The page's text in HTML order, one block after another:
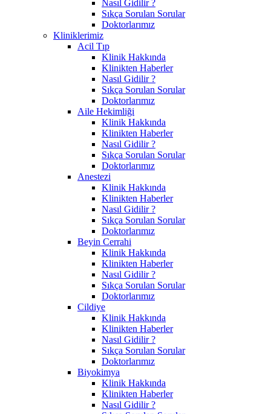
Nasıl Gidilir ?
Sıkça Sorulan Sorular
Doktorlarımız
Kliniklerimiz
Acil Tıp
Klinik Hakkında
Klinikten Haberler
Nasıl Gidilir ?
Sıkça Sorulan Sorular
Doktorlarımız
Aile Hekimliği
Klinik Hakkında
Klinikten Haberler
Nasıl Gidilir ?
Sıkça Sorulan Sorular
Doktorlarımız
Anestezi
Klinik Hakkında
Klinikten Haberler
Nasıl Gidilir ?
Sıkça Sorulan Sorular
Doktorlarımız
Beyin Cerrahi
Klinik Hakkında
Klinikten Haberler
Nasıl Gidilir ?
Sıkça Sorulan Sorular
Doktorlarımız
Cildiye
Klinik Hakkında
Klinikten Haberler
Nasıl Gidilir ?
Sıkça Sorulan Sorular
Doktorlarımız
Biyokimya
Klinik Hakkında
Klinikten Haberler
Nasıl Gidilir ?